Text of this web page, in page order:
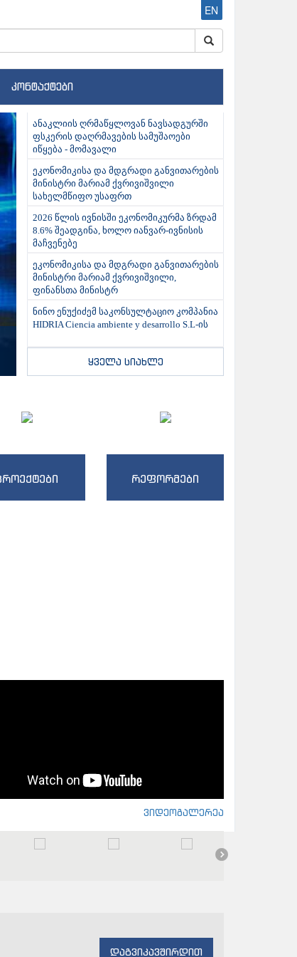
EN
კონტაქტები
ანაკლიის ღრმაწყლოვან ნავსადგურში
ფსკერის დაღრმავების სამუშაოები
იწყება - მომავალი
ეკონომიკისა და მდგრადი განვითარების
მინისტრი მარიამ ქვრივიშვილი
სახელმწიფო უსაფრთ
2026 წლის ივნისში ეკონომიკურმა ზრდამ
8.6% შეადგინა, ხოლო იანვარ-ივნისის
მაჩვენებე
ეკონომიკისა და მდგრადი განვითარების
მინისტრი მარიამ ქვრივიშვილი,
ფინანსთა მინისტრ
ნინო ენუქიძემ საკონსულტაციო კომპანია
HIDRIA Ciencia ambiente y desarrollo S.L-ის
ყველა სიახლე
რეფორმები
ვიდეოგალერეა
დაგვიკავშირდით